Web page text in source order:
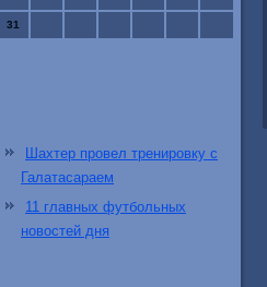
31
Шахтер провел тренировку с
Галатасараем
11 главных футбольных
новостей дня